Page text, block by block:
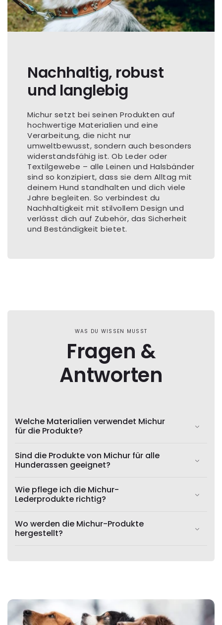
Nachhaltig, robust
und langlebig
Michur setzt bei seinen Produkten auf
hochwertige Materialien und eine
Verarbeitung, die nicht nur
umweltbewusst, sondern auch besonders
widerstandsfähig ist. Ob Leder oder
Textilgewebe – alle Leinen und Halsbänder
sind so konzipiert, dass sie dem Alltag mit
deinem Hund standhalten und dich viele
Jahre begleiten. So verbindest du
Nachhaltigkeit mit stilvollem Design und
verlässt dich auf Zubehör, das Sicherheit
und Beständigkeit bietet.
WAS DU WISSEN MUSST
Fragen &
Antworten
Welche Materialien verwendet Michur
für die Produkte?
Sind die Produkte von Michur für alle
Hunderassen geeignet?
Wie pflege ich die Michur-
Lederprodukte richtig?
Wo werden die Michur-Produkte
hergestellt?